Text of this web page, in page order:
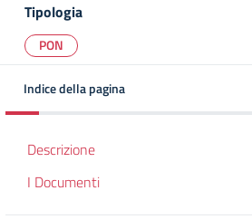
Tipologia
PON
Indice della pagina
Descrizione
I Documenti